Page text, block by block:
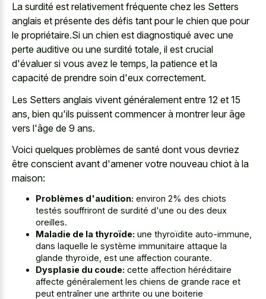
La surdité est relativement fréquente chez les Setters
anglais et présente des défis tant pour le chien que pour
le propriétaire.Si un chien est diagnostiqué avec une
perte auditive ou une surdité totale, il est crucial
d'évaluer si vous avez le temps, la patience et la
capacité de prendre soin d'eux correctement.
Les Setters anglais vivent généralement entre 12 et 15
ans, bien qu'ils puissent commencer à montrer leur âge
vers l'âge de 9 ans.
Voici quelques problèmes de santé dont vous devriez
être conscient avant d'amener votre nouveau chiot à la
maison:
Problèmes d'audition: environ 2% des chiots
testés souffriront de surdité d'une ou des deux
oreilles.
Maladie de la thyroïde: une thyroïdite auto-immune,
dans laquelle le système immunitaire attaque la
glande thyroïde, est une affection courante.
Dysplasie du coude: cette affection héréditaire
affecte généralement les chiens de grande race et
peut entraîner une arthrite ou une boiterie